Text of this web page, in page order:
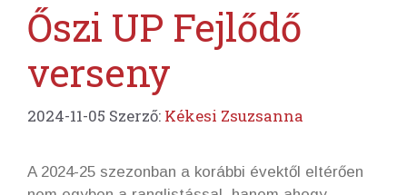
Őszi UP Fejlődő
verseny
2024-11-05 Szerző: Kékesi Zsuzsanna
A 2024-25 szezonban a korábbi évektől eltérően